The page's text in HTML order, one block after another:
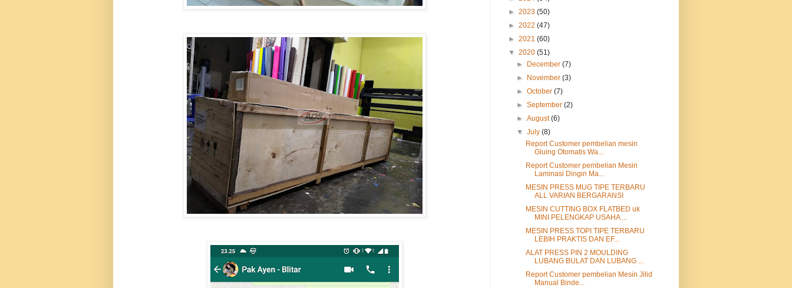
► 2023 (50)
► 2022 (47)
► 2021 (60)
▼ 2020 (51)
►
December(7)
►
November(3)
►October(7)
►September(2)
►August(6)
▼July(8)
Report Customer pembelian mesin
Gluing Otomatis Wa...
Report Customer pembelian Mesin
Laminasi Dingin Ma...
MESIN PRESS MUG TIPE TERBARU
ALL VARIAN BERGARANSI
MESIN CUTTING BOX FLATBED uk
MINI PELENGKAP USAHA ...
MESIN PRESS TOPI TIPE TERBARU
LEBIH PRAKTIS DAN EF...
ALAT PRESS PIN 2 MOULDING
LUBANG BULAT DAN LUBANG ...
Report Customer pembelian Mesin Jilid
Manual Binde...